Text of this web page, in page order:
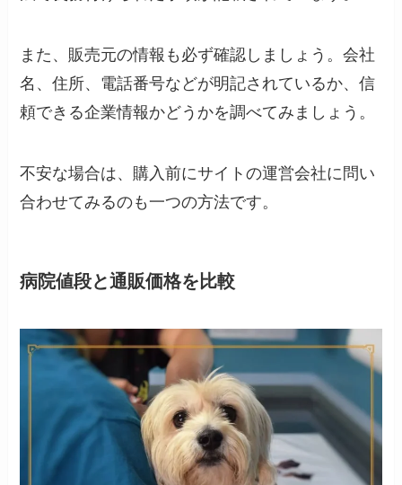
また、販売元の情報も必ず確認しましょう。会社
名、住所、電話番号などが明記されているか、信
頼できる企業情報かどうかを調べてみましょう。
不安な場合は、購入前にサイトの運営会社に問い
合わせてみるのも一つの方法です。
病院値段と通販価格を比較